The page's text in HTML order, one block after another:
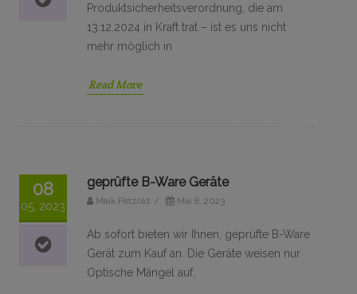
Produktsicherheitsverordnung, die am
13.12.2024 in Kraft trat – ist es uns nicht
mehr möglich in
Read More
08
05, 2023
geprüfte B-Ware Geräte
Maik Petzold / Mai 8, 2023
Ab sofort bieten wir Ihnen, geprüfte B-Ware
Gerät zum Kauf an. Die Geräte weisen nur
Optische Mängel auf,